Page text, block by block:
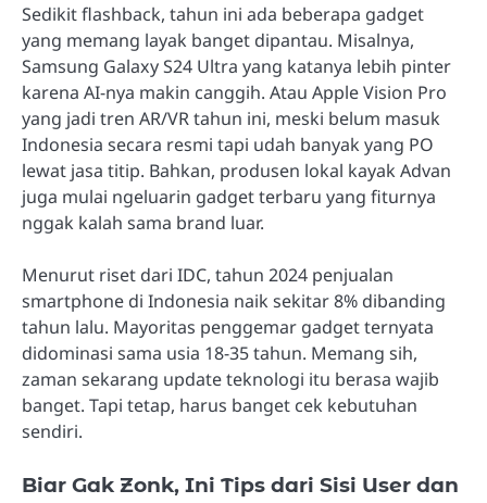
Sedikit flashback, tahun ini ada beberapa gadget
yang memang layak banget dipantau. Misalnya,
Samsung Galaxy S24 Ultra yang katanya lebih pinter
karena AI-nya makin canggih. Atau Apple Vision Pro
yang jadi tren AR/VR tahun ini, meski belum masuk
Indonesia secara resmi tapi udah banyak yang PO
lewat jasa titip. Bahkan, produsen lokal kayak Advan
juga mulai ngeluarin gadget terbaru yang fiturnya
nggak kalah sama brand luar.
Menurut riset dari IDC, tahun 2024 penjualan
smartphone di Indonesia naik sekitar 8% dibanding
tahun lalu. Mayoritas penggemar gadget ternyata
didominasi sama usia 18-35 tahun. Memang sih,
zaman sekarang update teknologi itu berasa wajib
banget. Tapi tetap, harus banget cek kebutuhan
sendiri.
Biar Gak Zonk, Ini Tips dari Sisi User dan